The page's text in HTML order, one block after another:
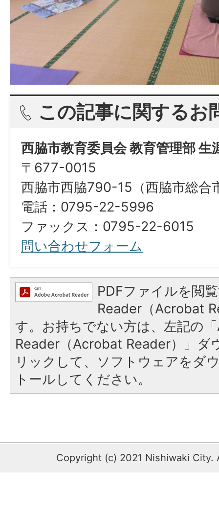
この記事に関するお
西脇市教育委員会 教育管理部 生
〒677-0015
西脇市西脇790-15（西脇市総合
電話：0795-22-5996
ファックス：0795-22-6015
問い合わせフォーム
PDFファイルを閲
Reader（Acrobat
す。お持ちでない方は、左記の
Reader（Acrobat Reader）」ダ
リックして、ソフトウェアをダ
トールしてください。
Copyright (c) 2021 Nishiwaki City.